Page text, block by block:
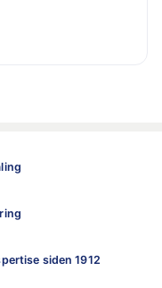
siden 1912